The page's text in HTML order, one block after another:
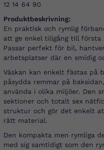
12 14 64 90
Produktbeskrivning:
En praktisk och rymlig
att ge enkel tillgång till första
Passar perfekt för bil,
arbetsplatser där en smidig
Väskan kan enkelt fästas på
påsydda remmar på
använda i olika miljöer. Den
sektioner och totalt sex
struktur och gör det enkelt
rätt material.
Den kompakta men rymliga
med sig samtidigt som den